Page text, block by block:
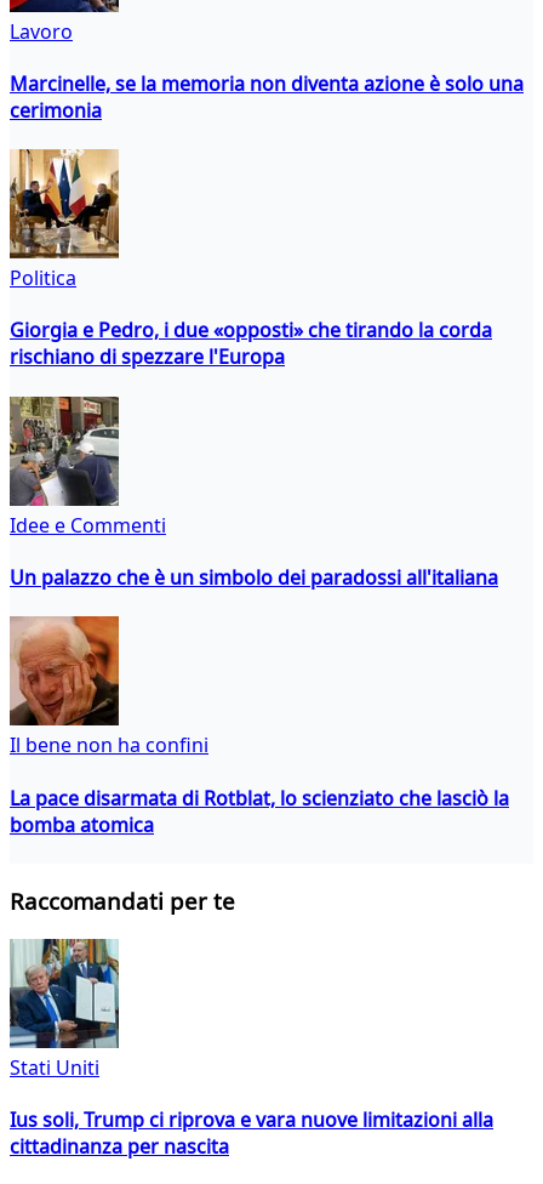
Lavoro
Marcinelle, se la memoria non diventa azione è solo una
cerimonia
Politica
Giorgia e Pedro, i due «opposti» che tirando la corda
rischiano di spezzare l'Europa
Idee e Commenti
Un palazzo che è un simbolo dei paradossi all'italiana
Il bene non ha confini
La pace disarmata di Rotblat, lo scienziato che lasciò la
bomba atomica
Raccomandati per te
Stati Uniti
Ius soli, Trump ci riprova e vara nuove limitazioni alla
cittadinanza per nascita